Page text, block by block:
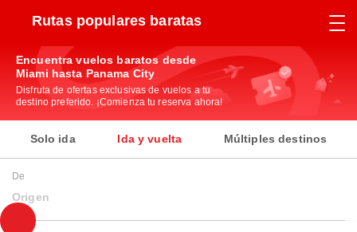
Rutas populares baratas
Encuentra vuelos baratos desde
Miami hasta Panama City
Disfruta de ofertas exclusivas de vuelos a tu
destino preferido. ¡Comienza tu reserva ahora!
Solo ida Ida y vuelta Múltiples destinos
De
Origen